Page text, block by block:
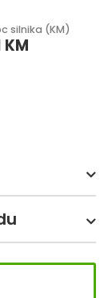
silnika (KM)
KM